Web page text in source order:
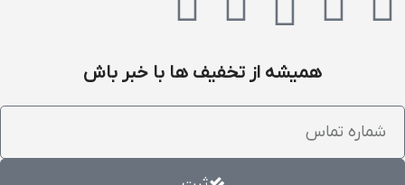
همیشه از تخفیف ها با خبر باش